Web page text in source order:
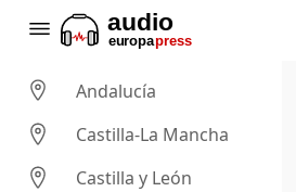
Andalucía
Castilla-La Mancha
Castilla y León